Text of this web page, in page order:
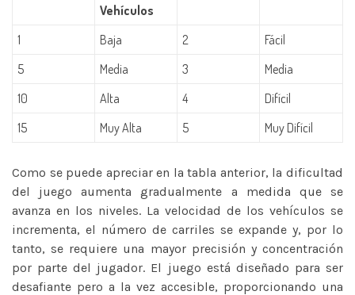
Vehículos
1 Baja 2
Fácil
5
Media 3
Media
10
Alta 4
Difícil
15
Muy Alta 5 Muy Difícil
Como se puede apreciar en la tabla anterior, la dificultad
del juego aumenta gradualmente a medida que se
avanza en los niveles. La velocidad de los vehículos se
incrementa, el número de carriles se expande y, por lo
tanto, se requiere una mayor precisión y concentración
por parte del jugador. El juego está diseñado para ser
desafiante pero a la vez accesible, proporcionando una